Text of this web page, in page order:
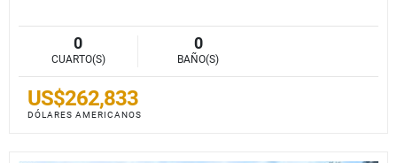
0
CUARTO(S)
0
BAÑO(S)
US$262,833
DÓLARES AMERICANOS